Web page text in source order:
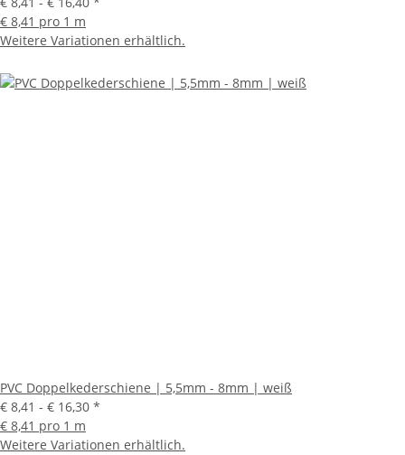
€ 8,41 pro 1 m
Weitere Variationen erhältlich.
PVC Doppelkederschiene | 5,5mm - 8mm | weiß
€ 8,41 - € 16,30 *
€ 8,41 pro 1 m
Weitere Variationen erhältlich.